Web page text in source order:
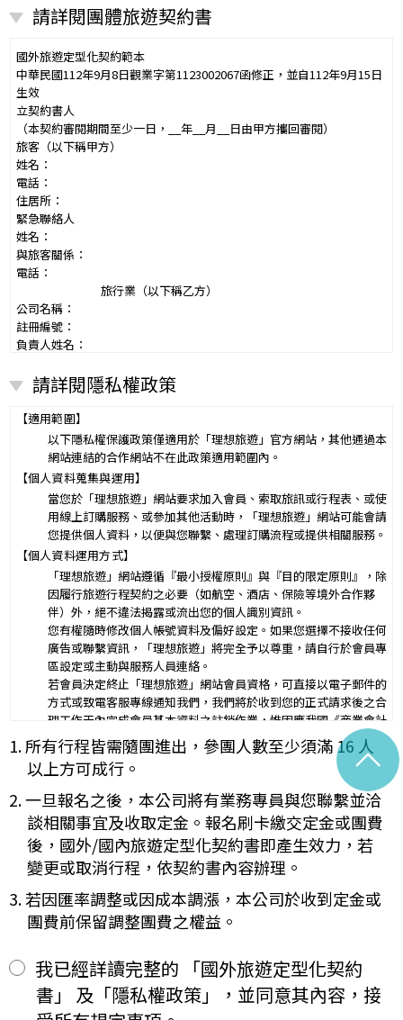
請詳閱團體旅遊契約書
國外旅遊定型化契約範本
中華民國112年9月8日觀業字第1123002067函修正，並自112年9月15日
生效
立契約書人
（本契約審閱期間至少一日，__年__月__日由甲方攜回審閱）
旅客（以下稱甲方）
姓名：
電話：
住居所：
緊急聯絡人
姓名：
與旅客關係：
電話：
旅行業（以下稱乙方）
公司名稱：
註冊編號：
負責人姓名：
營業所：
甲乙雙方同意就本旅遊事項，依下列約定辦理。
第一條（國外旅遊之意義）
本契約所謂國外旅遊，係指到中華民國疆域以外其他國家或地區旅
遊。
赴中國大陸旅行者，準用本旅遊契約之約定。
第二條（適用之範圍及順序）
甲乙雙方關於本旅遊之權利義務，依本契約條款之約定定之；本契約
中未約定者，適用中華民國有關法令之規定。
第三條（旅遊團名稱、旅遊行程及廣告責任）
本旅遊團名稱為____________________
一、 旅遊地區（國家、城市或觀光地點）：________
二、
行程（啟程出發地點、回程之終止地點、日期、交通工具、住
宿旅館、餐飲、遊覽、安排購物行程及其所附隨之服務說
明）：_________
與本契約有關之附件、廣告、宣傳文件、行程表或說明會之說明內容
均視為本契約內容之一部分。乙方應確保廣告內容之真實，對甲方所
負之義務不得低於廣告之內容。
第一項記載得以所刊登之廣告、宣傳文件、行程表或說明會之說明內
未記載第一項內容或記載之內容與刊登廣告、宣傳文件、行程表或說
明會之說明記載不符者，以最有利於甲方之內容為準。
第四條（集合及出發時地）
甲方應於民國_____年_____月_____日_____時_____分於
__________準時集合出發。甲方未準時到約定地點集合致未能出
發，亦未能中途加入旅遊者，視為甲方任意解除契約，乙方得依第十
三條之約定，行使損害賠償請求權。
第五條（旅遊費用及付款方式）
旅遊費用：______________________
除雙方有特別約定者外，甲方應依下列約定繳付：
一、
簽訂本契約時，甲方應以_______(現金、信用卡、轉帳、支票
二、
其餘款項以_______ (現金、信用卡、轉帳、支票等方式)於出發
前三日或說明會時繳清。
前項之特別約定，除經雙方同意並增訂其他協議事項於本契約第三十
七條，乙方不得以任何名義要求增加旅遊費用。
請詳閱隱私權政策
【適用範圍】
以下隱私權保護政策僅適用於「理想旅遊」官方網站，其他通過本
網站連結的合作網站不在此政策適用範圍內。
【個人資料蒐集與運用】
當您於「理想旅遊」網站要求加入會員、索取旅訊或行程表、或使
用線上訂購服務、或參加其他活動時，「理想旅遊」網站可能會請
您提供個人資料，以便與您聯繫、處理訂購流程或提供相關服務。
【個人資料運用方式】
「理想旅遊」網站遵循『最小授權原則』與『目的限定原則』，除
因履行旅遊行程契約之必要（如航空、酒店、保險等境外合作夥
伴）外，絕不違法揭露或流出您的個人識別資訊。
您有權隨時修改個人帳號資料及偏好設定。如果您選擇不接收任何
廣告或聯繫資訊，「理想旅遊」將完全予以尊重，請自行於會員專
區設定或主動與服務人員連絡。
若會員決定終止「理想旅遊」網站會員資格，可直接以電子郵件的
方式或致電客服專線通知我們，我們將於收到您的正式請求後之合
理工作天內完成會員基本資料之註銷作業，惟因應我國《商業會計
法》及《稅捐稽徵法》之法定保存年限要求，相關交易憑證與帳務
紀錄將於法定保存期限屆滿後自動進行安全銷毀，不在此限。自終
止「理想旅遊」網站會員身份之日起（以本站系統發出之確認電子
郵件為準），您將即刻喪失所有本服務所提供之尊榮優惠及權益。
【Cookies 的運用政策】
為提供個人化的服務，本資訊網會使用 Cookies 技術來儲存並在
某些時候追蹤使用者的資料。本網站使用 Cookies 大多僅基於輔
助作用，例如儲存您偏好的特定種類資料，或儲存相關密碼以方便
您上網至本行網站時不必每次再輸入密碼…等。
※ Cookies 是網站伺服器用來和使用者瀏覽器進行溝通的一種技術，
它可能在使用者的電腦中儲存某些資訊，大部分 Cookies 的有效
定，取消或限制此項功能。
「理想旅遊」網站自動接收並紀錄您瀏覽或查詢時所產生的相關記
錄，這是系統本身所自行記錄的行為，記錄包括您使用連線設備的
IP 位址、使用時間、使用的瀏覽器、瀏覽及點選資料紀錄…等。這
1. 所有行程皆需隨團進出，參團人數至少須滿 16 人
以上方可成行。
2. 一旦報名之後，本公司將有業務專員與您聯繫並洽
談相關事宜及收取定金。報名刷卡繳交定金或團費
後，國外/國內旅遊定型化契約書即產生效力，若
變更或取消行程，依契約書內容辦理。
3. 若因匯率調整或因成本調漲，本公司於收到定金或
團費前保留調整團費之權益。
我已經詳讀完整的 「國外旅遊定型化契約
書」 及「隱私權政策」，並同意其內容，接
^